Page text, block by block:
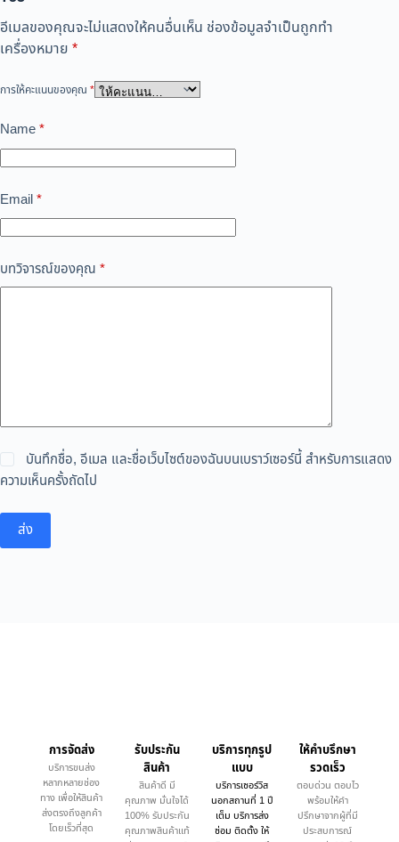
อีเมลของคุณจะไม่แสดงให้คนอื่นเห็น ช่องข้อมูลจำเป็นถูกทำ
เครื่องหมาย *
การให้คะแนนของคุณ *
Name*
Email*
บทวิจารณ์ของคุณ *
บันทึกชื่อ, อีเมล และชื่อเว็บไซต์ของฉันบนเบราว์เซอร์นี้ สำหรับการแสดง
ความเห็นครั้งถัดไป
ส่ง
การจัดส่ง
บริการขนส่ง
หลากหลายช่อง
ทาง เพื่อให้สินค้า
ส่งตรงถึงลูกค้า
โดยเร็วที่สุด
รับประกัน
สินค้า
สินค้าดี มี
คุณภาพ มั่นใจได้
100% รับประกัน
คุณภาพสินค้าแท้
บริการทุกรูป
แบบ
บริการเซอร์วิส
นอกสถานที่ 1 ปี
เต็ม บริการส่ง
ซ่อม ติดตั้ง ให้
ให้คำบรึกษา
รวดเร็ว
ตอบด่วน ตอบไว
พร้อมให้คำ
ปรึกษาจากผู้ที่มี
ประสบการณ์